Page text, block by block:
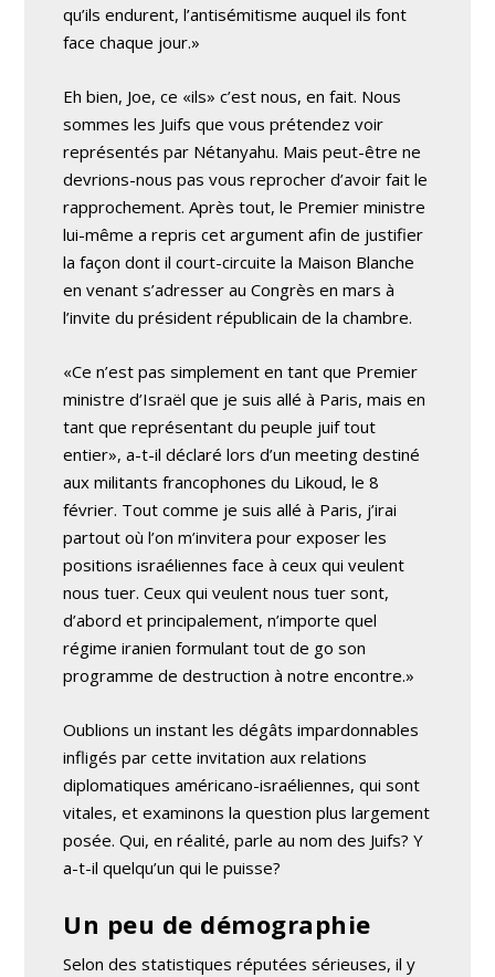
qu’ils endurent, l’antisémitisme auquel ils font
face chaque jour.»
Eh bien, Joe, ce «ils» c’est nous, en fait. Nous
sommes les Juifs que vous prétendez voir
représentés par Nétanyahu. Mais peut-être ne
devrions-nous pas vous reprocher d’avoir fait le
rapprochement. Après tout, le Premier ministre
lui-même a repris cet argument afin de justifier
la façon dont il court-circuite la Maison Blanche
en venant s’adresser au Congrès en mars à
l’invite du président républicain de la chambre.
«Ce n’est pas simplement en tant que Premier
ministre d’Israël que je suis allé à Paris, mais en
tant que représentant du peuple juif tout
entier», a-t-il déclaré lors d’un meeting destiné
aux militants francophones du Likoud, le 8
février. Tout comme je suis allé à Paris, j’irai
partout où l’on m’invitera pour exposer les
positions israéliennes face à ceux qui veulent
nous tuer. Ceux qui veulent nous tuer sont,
d’abord et principalement, n’importe quel
régime iranien formulant tout de go son
programme de destruction à notre encontre.»
Oublions un instant les dégâts impardonnables
infligés par cette invitation aux relations
diplomatiques américano-israéliennes, qui sont
vitales, et examinons la question plus largement
posée. Qui, en réalité, parle au nom des Juifs? Y
a-t-il quelqu’un qui le puisse?
Un peu de démographie
Selon des statistiques réputées sérieuses, il y